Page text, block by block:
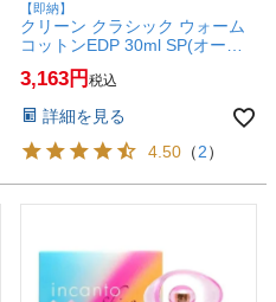
【即納】
クリーン クラシック ウォーム
コットンEDP 30ml SP(オード
パルファム)【香水】【SBT】
(6043272)
3,163 税込
詳細を見る
4.50 （2）